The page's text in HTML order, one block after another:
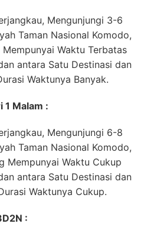
Mengunjungi 3-6
Taman Nasional Komodo,
Waktu Terbatas
antara Satu Destinasi dan
Waktunya Banyak.
1 Malam :
Mengunjungi 6-8
Taman Nasional Komodo,
Mempunyai Waktu Cukup
antara Satu Destinasi dan
Waktunya Cukup.
: